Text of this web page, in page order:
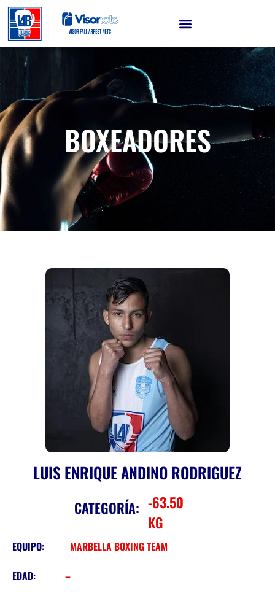
BOXEADORES
LUIS ENRIQUE ANDINO RODRIGUEZ
CATEGORÍA: -63.50
KG
EQUIPO: MARBELLA BOXING TEAM
EDAD: –